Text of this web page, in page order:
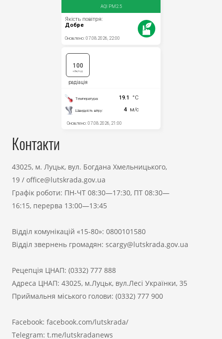
Контакти
43025, м. Луцьк, вул. Богдана Хмельницького,
19 / office@lutskrada.gov.ua
Графік роботи: ПН-ЧТ 08:30—17:30, ПТ 08:30—
16:15, перерва 13:00—13:45
Відділ комунікацій «15-80»: 0800101580
Відділ звернень громадян: scargy@lutskrada.gov.ua
Рецепція ЦНАП: (0332) 777 888
Адреса ЦНАП: 43025, м.Луцьк, вул.Лесі Українки, 35
Приймальня міського голови: (0332) 777 900
Facebook: facebook.com/lutskrada/
Telegram: t.me/lutskradanews